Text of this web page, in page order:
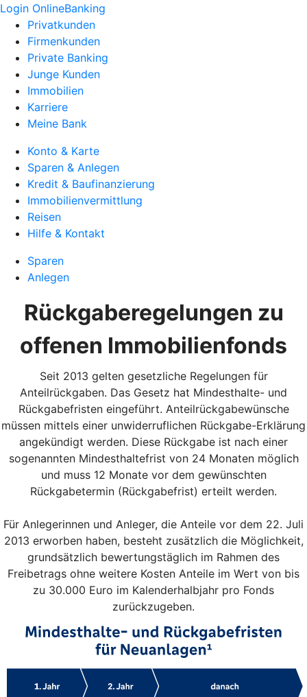
Login OnlineBanking
Privatkunden
Firmenkunden
Private Banking
Junge Kunden
Immobilien
Karriere
Meine Bank
Konto & Karte
Sparen & Anlegen
Kredit & Baufinanzierung
Immobilienvermittlung
Reisen
Hilfe & Kontakt
Sparen
Anlegen
Rückgaberegelungen zu
offenen Immobilienfonds
Seit 2013 gelten gesetzliche Regelungen für
Anteilrückgaben. Das Gesetz hat Mindesthalte- und
Rückgabefristen eingeführt. Anteilrückgabewünsche
müssen mittels einer unwiderruflichen Rückgabe-Erklärung
angekündigt werden. Diese Rückgabe ist nach einer
sogenannten Mindesthaltefrist von 24 Monaten möglich
und muss 12 Monate vor dem gewünschten
Rückgabetermin (Rückgabefrist) erteilt werden.
Für Anlegerinnen und Anleger, die Anteile vor dem 22. Juli
2013 erworben haben, besteht zusätzlich die Möglichkeit,
grundsätzlich bewertungstäglich im Rahmen des
Freibetrags ohne weitere Kosten Anteile im Wert von bis
zu 30.000 Euro im Kalenderhalbjahr pro Fonds
zurückzugeben.